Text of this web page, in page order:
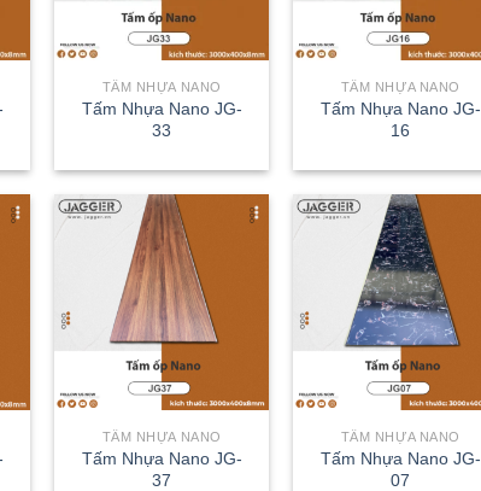
TẤM NHỰA NANO
Tấm Nhựa Nano JG-
33
TẤM NHỰA NANO
Tấm Nhựa Nano JG-
16
TẤM NHỰA NANO
Tấm Nhựa Nano JG-
37
TẤM NHỰA NANO
Tấm Nhựa Nano JG-
07